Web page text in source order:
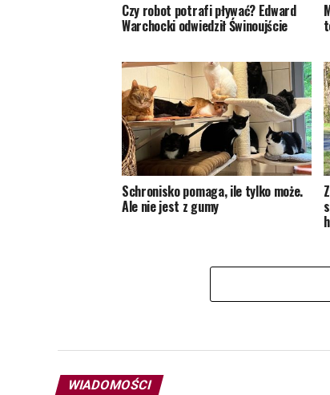
Czy robot potrafi pływać? Edward
Warchocki odwiedził Świnoujście
Schronisko pomaga, ile tylko może.
Ale nie jest z gumy
WIADOMOŚCI